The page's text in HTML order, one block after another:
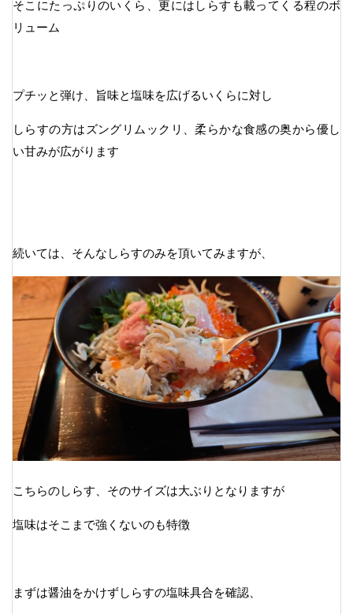
そこにたっぷりのいくら、更にはしらすも載ってくる程のボ
リューム
プチッと弾け、旨味と塩味を広げるいくらに対し
しらすの方はズングリムックリ、柔らかな食感の奥から優し
い甘みが広がります
続いては、そんなしらすのみを頂いてみますが、
こちらのしらす、そのサイズは大ぶりとなりますが
塩味はそこまで強くないのも特徴
まずは醤油をかけずしらすの塩味具合を確認、